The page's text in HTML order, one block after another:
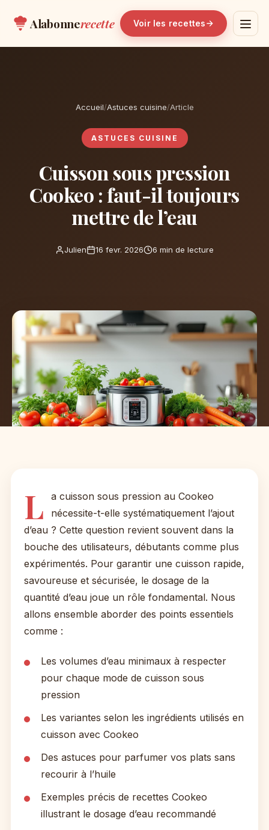
Alabonnerecette Voir les recettes
Accueil/Astuces cuisine/Article
ASTUCES CUISINE
Cuisson sous pression
Cookeo : faut-il toujours
mettre de l’eau
Julien 16 fevr. 2026 6 min de lecture
L
a cuisson sous pression au Cookeo
nécessite-t-elle systématiquement l’ajout
d’eau ? Cette question revient souvent dans la
bouche des utilisateurs, débutants comme plus
expérimentés. Pour garantir une cuisson rapide,
savoureuse et sécurisée, le dosage de la
quantité d’eau joue un rôle fondamental. Nous
allons ensemble aborder des points essentiels
comme :
Les volumes d’eau minimaux à respecter
pour chaque mode de cuisson sous
pression
Les variantes selon les ingrédients utilisés en
cuisson avec Cookeo
Des astuces pour parfumer vos plats sans
recourir à l’huile
Exemples précis de recettes Cookeo
illustrant le dosage d’eau recommandé